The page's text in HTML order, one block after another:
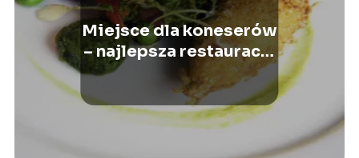
Miejsce dla koneserów
– najlepsza restauracja
w Puszczykowie